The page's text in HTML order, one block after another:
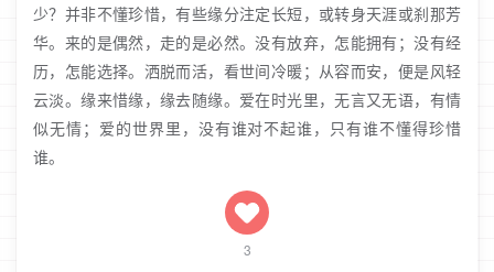
少？并非不懂珍惜，有些缘分注定长短，或转身天涯或刹那芳
华。来的是偶然，走的是必然。没有放弃，怎能拥有；没有经
历，怎能选择。洒脱而活，看世间冷暖；从容而安，便是风轻
云淡。缘来惜缘，缘去随缘。爱在时光里，无言又无语，有情
似无情；爱的世界里，没有谁对不起谁，只有谁不懂得珍惜
谁。
3